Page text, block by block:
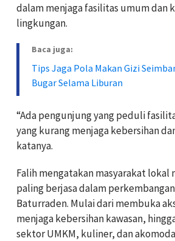
dalam menjaga fasilitas umum dan
lingkungan.
Baca juga:
Tips Jaga Pola Makan Gizi
Bugar Selama Liburan
“Ada pengunjung yang peduli
yang kurang menjaga kebersihan
katanya.
Falih mengatakan masyarakat lokal
paling berjasa dalam
Baturraden. Mulai dari membuka
menjaga kebersihan kawasan,
sektor UMKM, kuliner, dan